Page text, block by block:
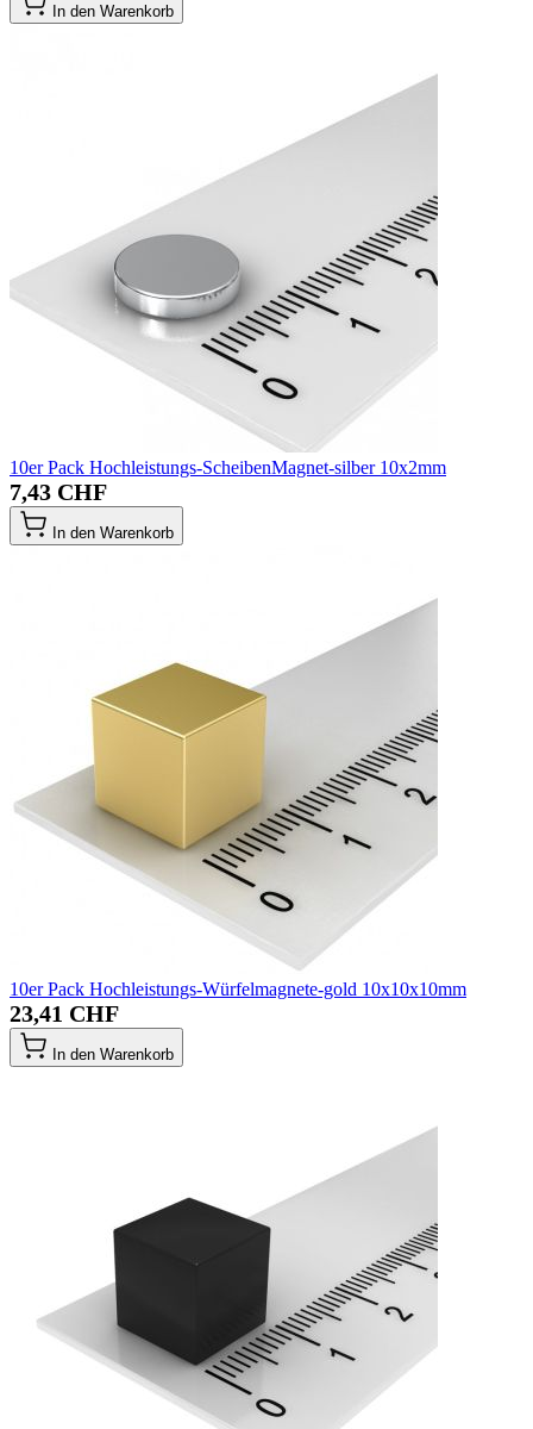
In den Warenkorb
10er Pack Hochleistungs-ScheibenMagnet-silber 10x2mm
7,43 CHF
In den Warenkorb
10er Pack Hochleistungs-Würfelmagnete-gold 10x10x10mm
23,41 CHF
In den Warenkorb